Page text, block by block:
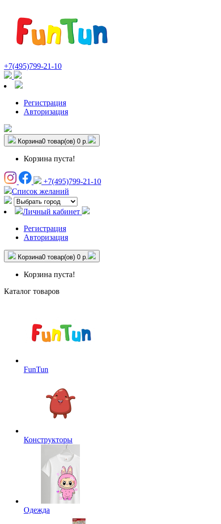
+7(495)799-21-10
Регистрация
Авторизация
Корзина0 товар(ов) 0 р.
Корзина пуста!
+7(495)799-21-10
Список желаний
Личный кабинет
Регистрация
Авторизация
Корзина0 товар(ов) 0 р.
Корзина пуста!
Каталог товаров
FunTun
Конструкторы
Одежда